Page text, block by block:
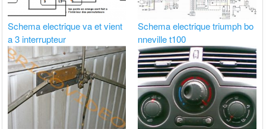
Schema electrique va et vient
a 3 interrupteur
Schema electrique triumph bo
nneville t100